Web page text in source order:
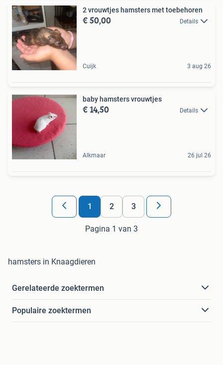
2 vrouwtjes hamsters met toebehoren
€ 50,00 Details
Cuijk 3 aug 26
baby hamsters vrouwtjes
€ 14,50 Details
Alkmaar 26 jul 26
1 2 3
Pagina 1 van 3
hamsters in Knaagdieren
Gerelateerde zoektermen
Populaire zoektermen